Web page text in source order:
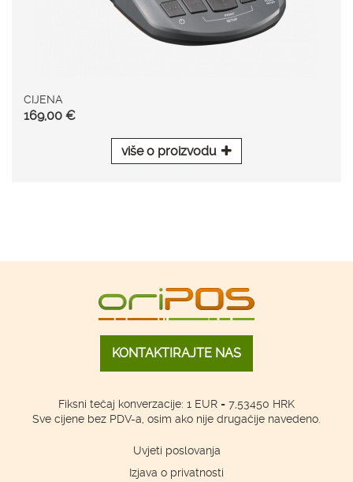
CIJENA
169,00 €
više o proizvodu
KONTAKTIRAJTE NAS
Fiksni tečaj konverzacije: 1 EUR = 7,53450 HRK
Sve cijene bez PDV-a, osim ako nije drugačije navedeno.
Uvjeti poslovanja
Izjava o privatnosti